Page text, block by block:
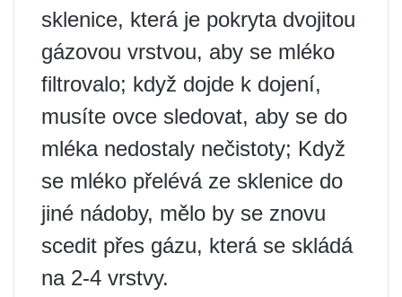
sklenice, která je pokryta dvojitou
gázovou vrstvou, aby se mléko
filtrovalo; když dojde k dojení,
musíte ovce sledovat, aby se do
mléka nedostaly nečistoty; Když
se mléko přelévá ze sklenice do
jiné nádoby, mělo by se znovu
scedit přes gázu, která se skládá
na 2-4 vrstvy.